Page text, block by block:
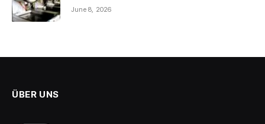
June 8, 2026
ÜBER UNS